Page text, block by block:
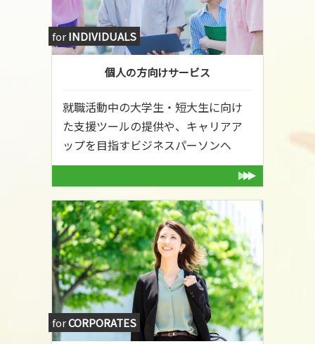
個人の方向けサービス
就職活動中の大学生・短大生に向け
た支援ツールの提供や、キャリアア
ップを目指すビジネスパーソンへ
forINDIVIDUALS
forCORPORATES